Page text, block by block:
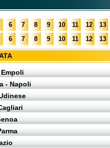
6 7 8 9 10 11 12 13
6 7 8 9 10 11 12 13
- Napoli